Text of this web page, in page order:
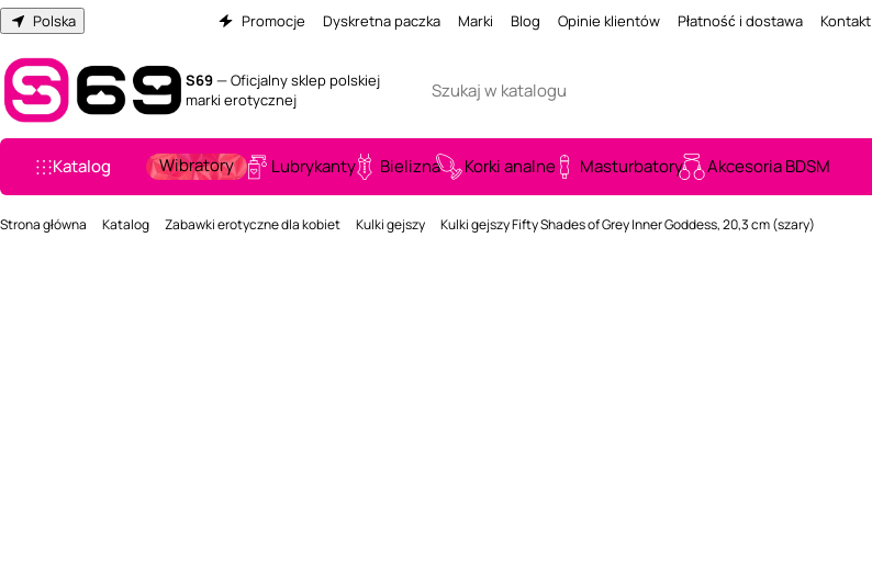
Polska Promocje Dyskretna paczka Marki Blog Opinie klientów Płatność i dostawa Kontakt
S69— Oficjalny sklep polskiej
marki erotycznej
Katalog Wibratory Lubrykanty Bielizna Korki analne Masturbatory Akcesoria BDSM
Strona główna Katalog Zabawki erotyczne dla kobiet Kulki gejszy Kulki gejszy Fifty Shades of Grey Inner Goddess, 20,3 cm (szary)